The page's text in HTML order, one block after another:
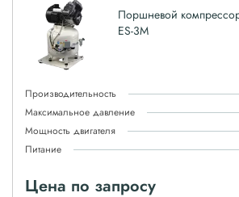
Поршневой
ES-3M
Производительность
Максимальное давление
Мощность двигателя
Питание
Цена по запросу